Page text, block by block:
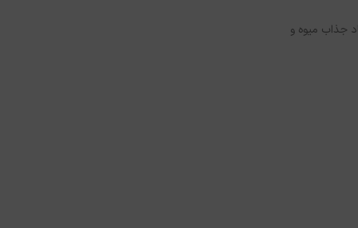
جذاب میوه و